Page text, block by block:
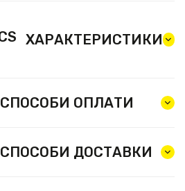
ХАРАКТЕРИСТИКИ
СПОСОБИ ОПЛАТИ
СПОСОБИ ДОСТАВКИ